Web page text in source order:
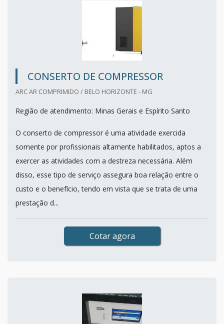
CONSERTO DE COMPRESSOR
ARC AR COMPRIMIDO / BELO HORIZONTE - MG
Região de atendimento: Minas Gerais e Espírito Santo
O conserto de compressor é uma atividade exercida
somente por profissionais altamente habilitados, aptos a
exercer as atividades com a destreza necessária. Além
disso, esse tipo de serviço assegura boa relação entre o
custo e o benefício, tendo em vista que se trata de uma
prestação d...
Cotar agora